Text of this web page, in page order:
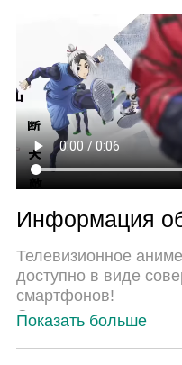
эксклюзивный
полностью
сделать все гладко.
вы играете, но и
игровым счастьем.
Информация
Телевизионное
доступно в виде
смартфонов!
Самая
Показать больше